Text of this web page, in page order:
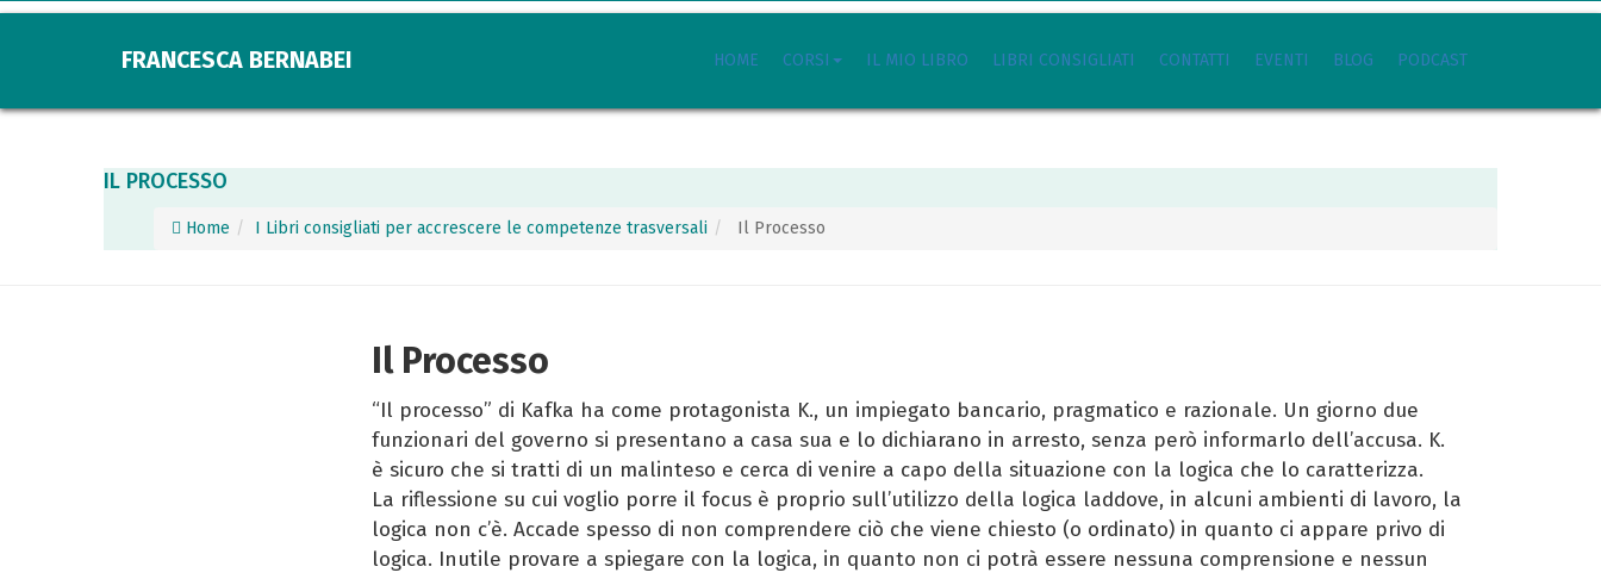
FRANCESCA BERNABEI HOME CORSI IL MIO LIBRO LIBRI CONSIGLIATI CONTATTI EVENTI BLOG PODCAST
IL PROCESSO
Home I Libri consigliati per accrescere le competenze trasversali Il Processo
Il Processo
“Il processo” di Kafka ha come protagonista K., un impiegato bancario, pragmatico e razionale. Un giorno due
funzionari del governo si presentano a casa sua e lo dichiarano in arresto, senza però informarlo dell’accusa. K.
è sicuro che si tratti di un malinteso e cerca di venire a capo della situazione con la logica che lo caratterizza.
La riflessione su cui voglio porre il focus è proprio sull’utilizzo della logica laddove, in alcuni ambienti di lavoro, la
logica non c’è. Accade spesso di non comprendere ciò che viene chiesto (o ordinato) in quanto ci appare privo di
logica. Inutile provare a spiegare con la logica, in quanto non ci potrà essere nessuna comprensione e nessun